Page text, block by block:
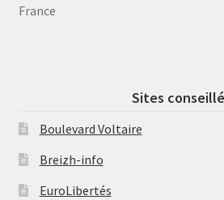
France
Sites
Boulevard Voltaire
Breizh-info
EuroLibertés